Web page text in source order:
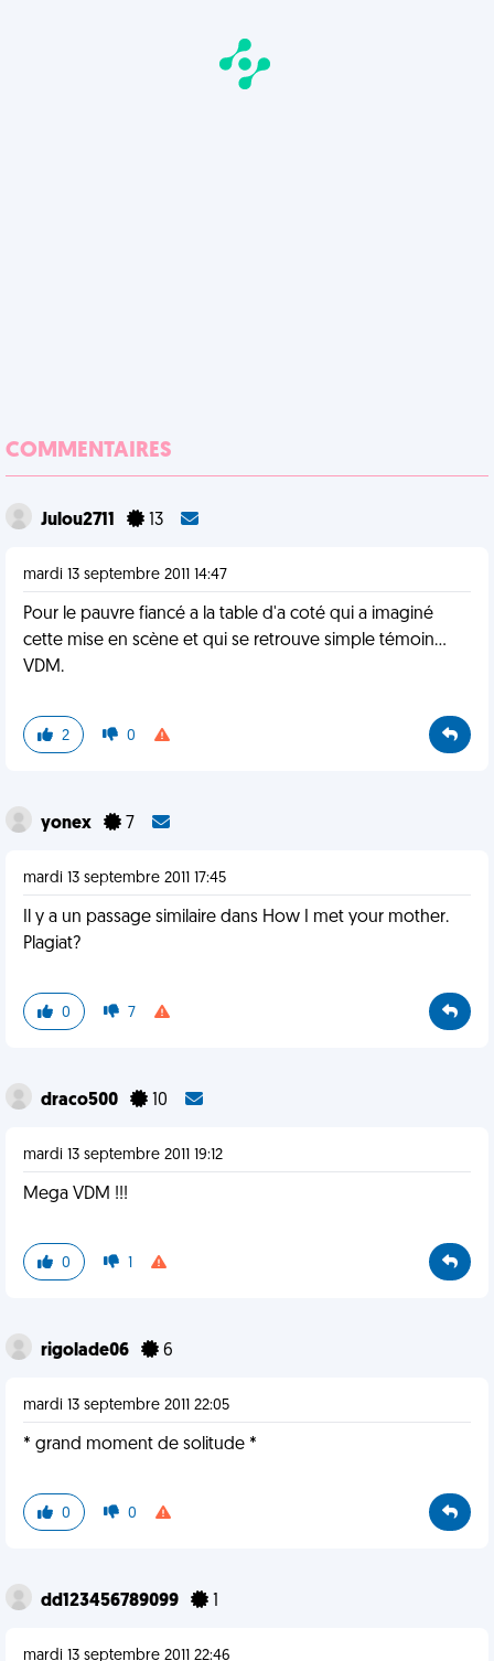
COMMENTAIRES
Julou2711 13
mardi 13 septembre 2011 14:47
Pour le pauvre fiancé a la table d'a coté qui a imaginé
cette mise en scène et qui se retrouve simple témoin...
VDM.
2 0
yonex 7
mardi 13 septembre 2011 17:45
Il y a un passage similaire dans How I met your mother.
Plagiat?
0 7
draco500 10
mardi 13 septembre 2011 19:12
Mega VDM !!!
0 1
rigolade06 6
mardi 13 septembre 2011 22:05
* grand moment de solitude *
0 0
dd123456789099
mardi 13 septembre 2011 22:46